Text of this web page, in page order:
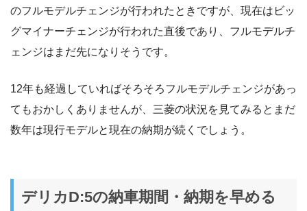
のフルモデルチェンジが行われたときですが、現在はビッ
グマイナーチェンジが行われた直後であり、フルモデルチ
ェンジはまだ先になりそうです。
12年も経過していればそろそろフルモデルチェンジがあっ
てもおかしくありませんが、三菱の状況を見てみるとまだ
数年は現行モデルと現在の納期が続くでしょう。
デリカD:5の納車期間・納期を早める